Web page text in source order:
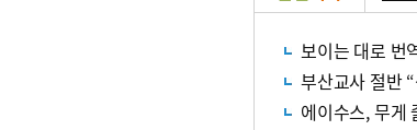
보이는 대로 번
부산교사 절반
에이수스, 무게